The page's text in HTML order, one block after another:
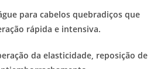
para cabelos quebradiços que
rápida e intensiva.
da elasticidade, reposição de